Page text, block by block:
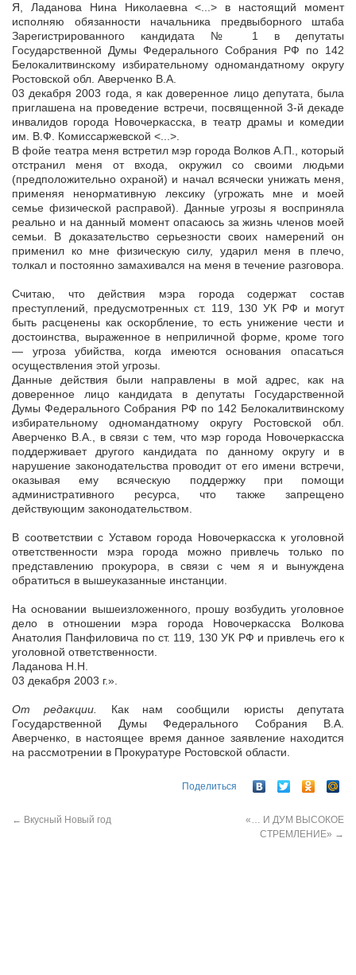
Я, Ладанова Нина Николаевна <...> в настоящий момент
исполняю обязанности начальника предвыборного штаба
Зарегистрированного кандидата № 1 в депутаты
Государственной Думы Федерального Собрания РФ по 142
Белокалитвинскому избирательному одномандатному округу
Ростовской обл. Аверченко В.А.
03 декабря 2003 года, я как доверенное лицо депутата, была
приглашена на проведение встречи, посвященной 3-й декаде
инвалидов города Новочеркасска, в театр драмы и комедии
им. В.Ф. Комиссаржевской <...>.
В фойе театра меня встретил мэр города Волков А.П., который
отстранил меня от входа, окружил со своими людьми
(предположительно охраной) и начал всячески унижать меня,
применяя ненормативную лексику (угрожать мне и моей
семье физической расправой). Данные угрозы я восприняла
реально и на данный момент опасаюсь за жизнь членов моей
семьи. В доказательство серьезности своих намерений он
применил ко мне физическую силу, ударил меня в плечо,
толкал и постоянно замахивался на меня в течение разговора.
Считаю, что действия мэра города содержат состав
преступлений, предусмотренных ст. 119, 130 УК РФ и могут
быть расценены как оскорбление, то есть унижение чести и
достоинства, выраженное в неприличной форме, кроме того
— угроза убийства, когда имеются основания опасаться
осуществления этой угрозы.
Данные действия были направлены в мой адрес, как на
доверенное лицо кандидата в депутаты Государственной
Думы Федерального Собрания РФ по 142 Белокалитвинскому
избирательному одномандатному округу Ростовской обл.
Аверченко В.А., в связи с тем, что мэр города Новочеркасска
поддерживает другого кандидата по данному округу и в
нарушение законодательства проводит от его имени встречи,
оказывая ему всяческую поддержку при помощи
административного ресурса, что также запрещено
действующим законодательством.
В соответствии с Уставом города Новочеркасска к уголовной
ответственности мэра города можно привлечь только по
представлению прокурора, в связи с чем я и вынуждена
обратиться в вышеуказанные инстанции.
На основании вышеизложенного, прошу возбудить уголовное
дело в отношении мэра города Новочеркасска Волкова
Анатолия Панфиловича по ст. 119, 130 УК РФ и привлечь его к
уголовной ответственности.
Ладанова Н.Н.
03 декабря 2003 г.».
От редакции.
Как нам сообщили юристы депутата
Государственной Думы Федерального Собрания В.А.
Аверченко, в настоящее время данное заявление находится
на рассмотрении в Прокуратуре Ростовской области.
Поделиться
← Вкусный Новый год
«… И ДУМ ВЫСОКОЕ
СТРЕМЛЕНИЕ» →